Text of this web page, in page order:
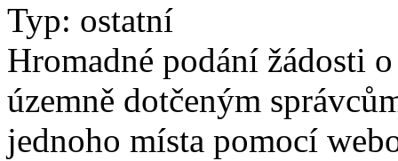
Typ: ostatní
Hromadné podání žádosti
územně dotčeným
jednoho místa pomocí